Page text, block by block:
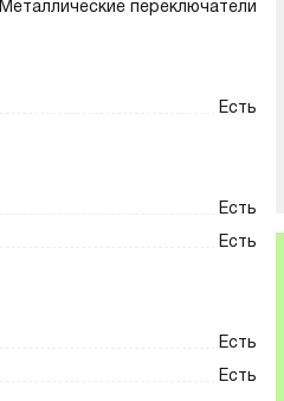
Металлические переключатели
Есть
Есть
Есть
Есть
Есть